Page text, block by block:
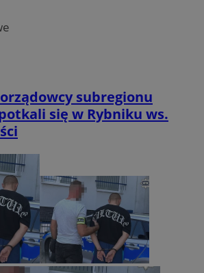
subregionu
się w Rybniku ws.